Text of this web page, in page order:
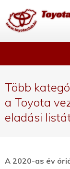
Több
a Toyota
eladási
A 2020-as év